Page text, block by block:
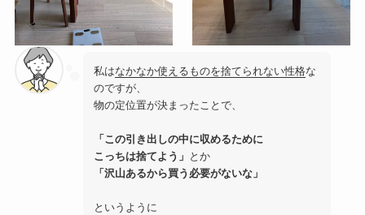
私はなかなか使えるものを捨てられない性格な
のですが、
物の定位置が決まったことで、
「この引き出しの中に収めるために
こっちは捨てよう」 とか
「沢山あるから買う必要がないな」
というように